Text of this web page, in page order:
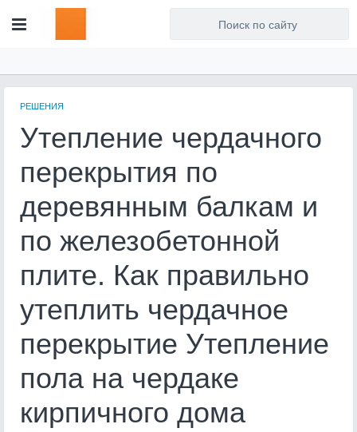
РЕШЕНИЯ
Утепление чердачного
перекрытия по
деревянным балкам и
по железобетонной
плите. Как правильно
утеплить чердачное
перекрытие Утепление
пола на чердаке
кирпичного дома
Для любых предложений по
сайту: artist71@cp9.ru